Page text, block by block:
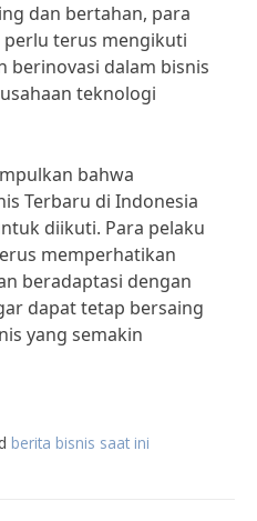
dan bertahan, para
perlu terus mengikuti
berinovasi dalam bisnis
teknologi
bahwa
Terbaru di Indonesia
diikuti. Para pelaku
memperhatikan
beradaptasi dengan
dapat tetap bersaing
yang semakin
berita bisnis saat ini